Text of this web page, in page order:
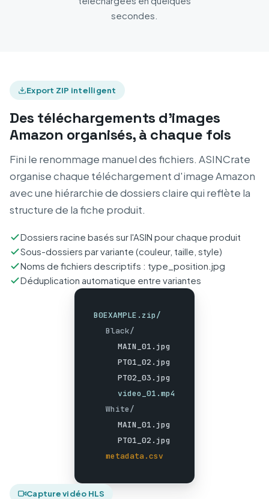
secondes.
Export ZIP intelligent
Des téléchargements d'images
Amazon organisés, à chaque fois
Fini le renommage manuel des fichiers. ASINCrate
organise chaque téléchargement d'image Amazon
avec une hiérarchie de dossiers claire qui reflète la
structure de la fiche produit.
Dossiers racine basés sur l'ASIN pour chaque produit
Sous-dossiers par variante (couleur, taille, style)
Noms de fichiers descriptifs : type_position.jpg
Déduplication automatique entre variantes
B0EXAMPLE.zip/
Black/
MAIN_01.jpg
PT01_02.jpg
PT02_03.jpg
video_01.mp4
White/
MAIN_01.jpg
PT01_02.jpg
metadata.csv
Capture vidéo HLS